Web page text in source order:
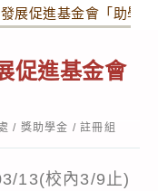
展促進基金會「助學
促進基金會
/ 獎助學金 / 註冊組
13(校內3/9止)